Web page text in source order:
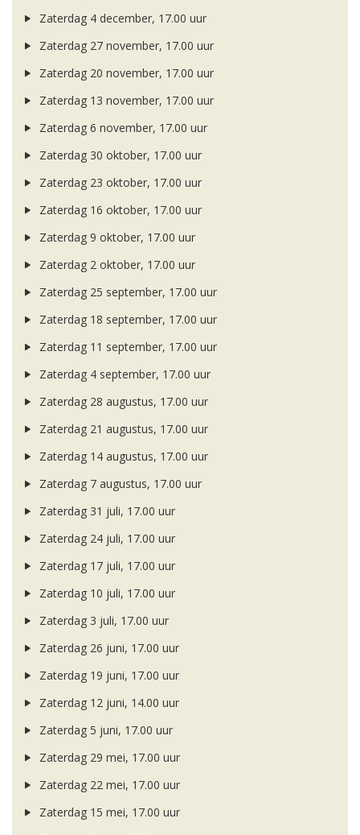
Zaterdag 4 december, 17.00 uur
Zaterdag 27 november, 17.00 uur
Zaterdag 20 november, 17.00 uur
Zaterdag 13 november, 17.00 uur
Zaterdag 6 november, 17.00 uur
Zaterdag 30 oktober, 17.00 uur
Zaterdag 23 oktober, 17.00 uur
Zaterdag 16 oktober, 17.00 uur
Zaterdag 9 oktober, 17.00 uur
Zaterdag 2 oktober, 17.00 uur
Zaterdag 25 september, 17.00 uur
Zaterdag 18 september, 17.00 uur
Zaterdag 11 september, 17.00 uur
Zaterdag 4 september, 17.00 uur
Zaterdag 28 augustus, 17.00 uur
Zaterdag 21 augustus, 17.00 uur
Zaterdag 14 augustus, 17.00 uur
Zaterdag 7 augustus, 17.00 uur
Zaterdag 31 juli, 17.00 uur
Zaterdag 24 juli, 17.00 uur
Zaterdag 17 juli, 17.00 uur
Zaterdag 10 juli, 17.00 uur
Zaterdag 3 juli, 17.00 uur
Zaterdag 26 juni, 17.00 uur
Zaterdag 19 juni, 17.00 uur
Zaterdag 12 juni, 14.00 uur
Zaterdag 5 juni, 17.00 uur
Zaterdag 29 mei, 17.00 uur
Zaterdag 22 mei, 17.00 uur
Zaterdag 15 mei, 17.00 uur